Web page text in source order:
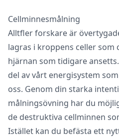
Cellminnesmålning
Alltfler forskare är
lagras i kroppens celler som
hjärnan som tidigare
del av vårt energisystem
oss. Genom din starka
målningsövning har du
de destruktiva cellminnen
Istället kan du befästa ett